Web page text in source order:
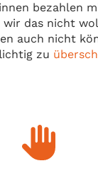
bezahlen
wir das nicht
auch nicht
zu